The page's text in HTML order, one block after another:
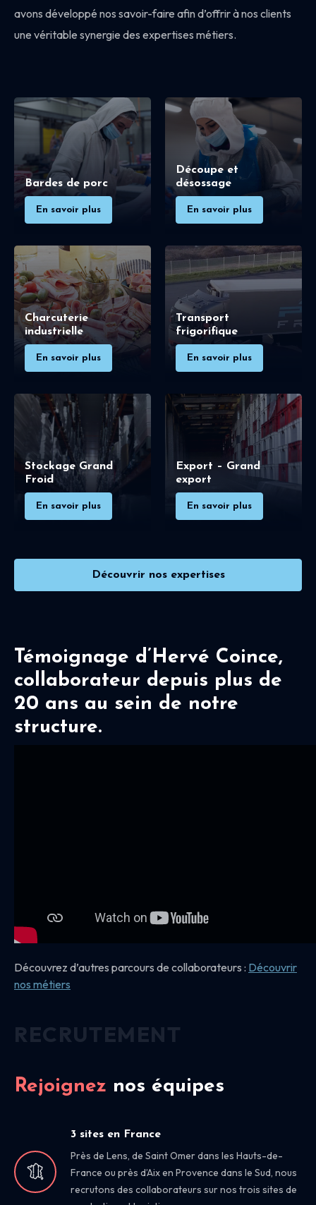
avons développé nos savoir-faire afin d’offrir à nos clients
une véritable synergie des expertises métiers.
Bardes de porc
En savoir plus
Découpe et
désossage
En savoir plus
Charcuterie
industrielle
En savoir plus
Transport
frigorifique
En savoir plus
Stockage Grand
Froid
En savoir plus
Export – Grand
export
En savoir plus
Découvrir nos expertises
Témoignage d’Hervé Coince,
collaborateur depuis plus de
20 ans au sein de notre
structure.
Découvrez d’autres parcours de collaborateurs : Découvrir
nos métiers
Rejoignez nos équipes
3 sites en France
Près de Lens, de Saint Omer dans les Hauts-de-
France ou près d’Aix en Provence dans le Sud, nous
recrutons des collaborateurs sur nos trois sites de
RECRUTEMENT